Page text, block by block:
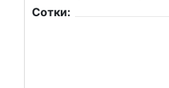
Сотки: